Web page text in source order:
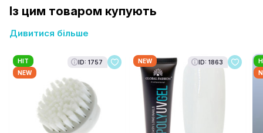
Із цим товаром купують
Дивитися більше
HIT
NEW
ID: 1757 NEW ID: 1863